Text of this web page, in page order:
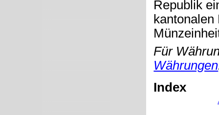
Republik
Für
Währungen
Index